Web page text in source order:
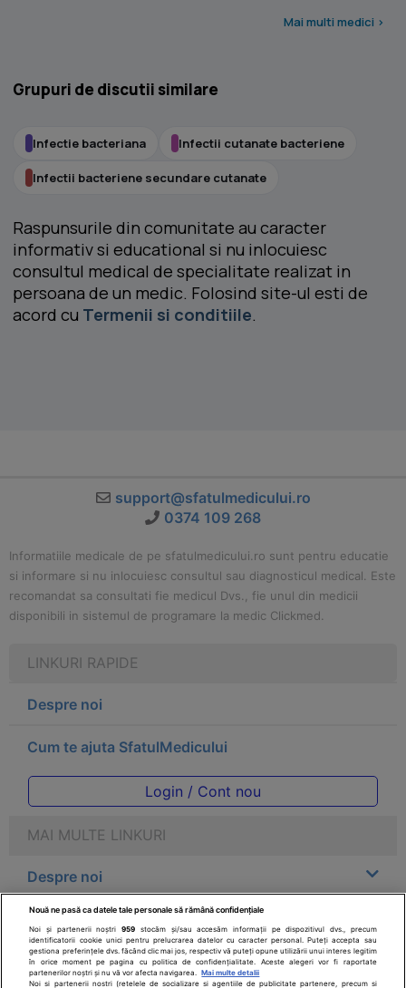
Mai multi medici >
Grupuri de discutii similare
Infectie bacteriana Infectii cutanate bacteriene
Infectii bacteriene secundare cutanate
Raspunsurile din comunitate au caracter
informativ si educational si nu inlocuiesc
consultul medical de specialitate realizat in
persoana de un medic. Folosind site-ul esti de
acord cu Termenii si conditiile.
support@sfatulmedicului.ro
0374 109 268
Informatiile medicale de pe sfatulmedicului.ro sunt pentru educatie
si informare si nu inlocuiesc consultul sau diagnosticul medical. Este
recomandat sa consultati fie medicul Dvs., fie unul din medicii
disponibili in sistemul de programare la medic Clickmed.
LINKURI RAPIDE
Despre noi
Cum te ajuta SfatulMedicului
Login / Cont nou
MAI MULTE LINKURI
Despre noi
Legal
Drepturile consumatorului
Nouă ne pasă ca datele tale personale să rămână confidențiale
Noi și partenerii noștri959 stocăm și/sau accesăm informații pe dispozitivul dvs., precum
identificatorii cookie unici pentru prelucrarea datelor cu caracter personal. Puteți accepta sau
gestiona preferințele dvs. făcând clic mai jos, respectiv vă puteți opune utilizării unui interes legitim
în orice moment pe pagina cu politica de confidențialitate. Aceste alegeri vor fi raportate
partenerilor noștri și nu vă vor afecta navigarea.
Mai multe detalii
Noi si partenerii nostri (retelele de socializare si agentiile de publicitate partenere, precum si